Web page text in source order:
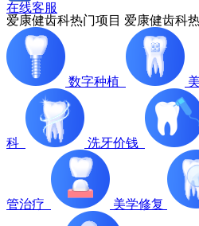
在线客服
爱康健齿科热门项目 爱康健齿科
数字种植
科 洗牙价钱
管治疗 美学修复